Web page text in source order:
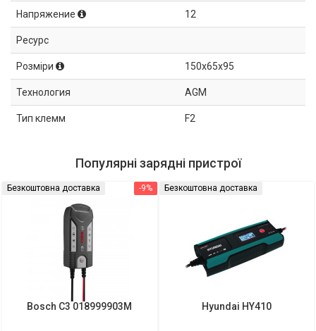
Напряжение 12
Ресурс
Розміри 150x65x95
Технология AGM
Тип клемм F2
Популярні зарядні пристрої
-9%
Безкоштовна доставка
Bosch C3 018999903M
Безкоштовна доставка
Hyundai HY410